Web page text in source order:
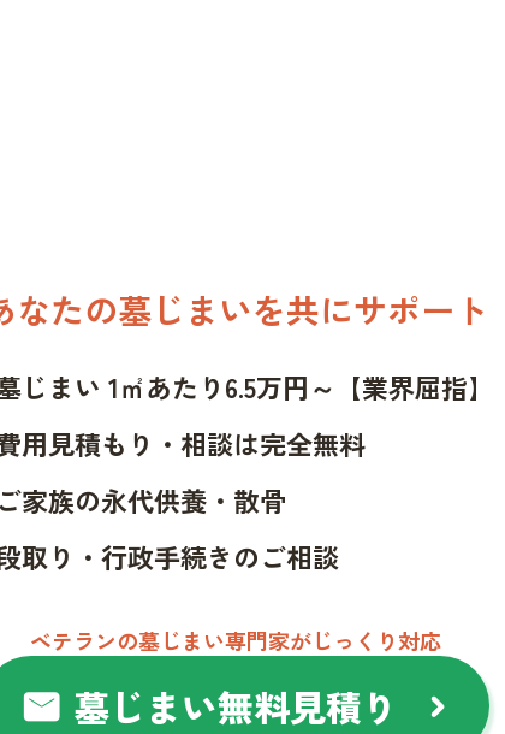
なたの墓じまいを共にサポート
じまい 1㎡あたり6.5万円～【業界屈指】
用見積もり・相談は完全無料
ご家族の永代供養・散骨
取り・行政手続きのご相談
ベテランの墓じまい専門家がじっくり対応
mail 墓じまい無料見積り chevron_right